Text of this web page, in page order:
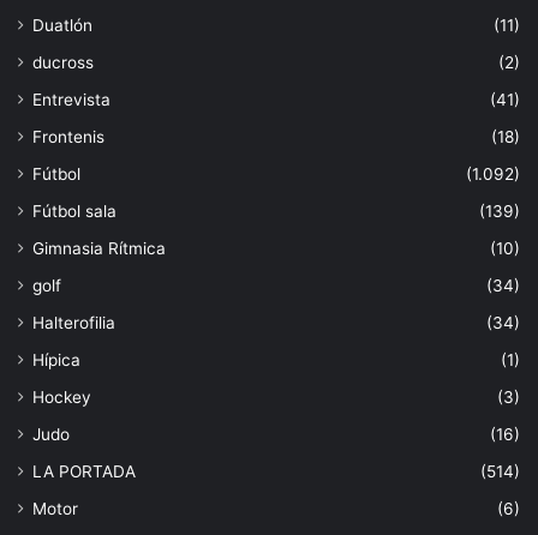
Duatlón
(11)
ducross
(2)
Entrevista
(41)
Frontenis
(18)
Fútbol
(1.092)
Fútbol sala
(139)
Gimnasia Rítmica
(10)
golf
(34)
Halterofilia
(34)
Hípica
(1)
Hockey
(3)
Judo
(16)
LA PORTADA
(514)
Motor
(6)